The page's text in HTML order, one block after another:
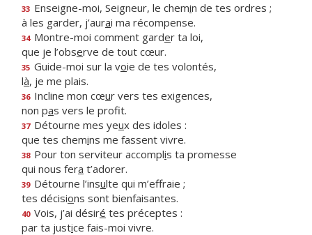
33 Enseigne-moi, Seigneur, le chemin de tes ordres ;
à les garder, j’aurai ma récompense.
34 Montre-moi comment garder ta loi,
que je l’observe de tout cœur.
35 Guide-moi sur la voie de tes volontés,
là, je me plais.
36 Incline mon cœur vers tes exigences,
non pas vers le profit.
37 Détourne mes yeux des idoles :
que tes chemins me fassent vivre.
38 Pour ton serviteur accomplis ta promesse
qui nous fera t’adorer.
39 Détourne l’insulte qui m’effraie ;
tes décisions sont bienfaisantes.
40 Vois, j’ai désiré tes préceptes :
par ta justice fais-moi vivre.